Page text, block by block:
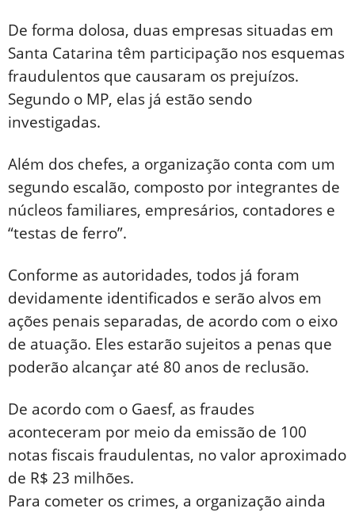
De forma dolosa, duas empresas situadas em
Santa Catarina têm participação nos esquemas
fraudulentos que causaram os prejuízos.
Segundo o MP, elas já estão sendo
investigadas.
Além dos chefes, a organização conta com um
segundo escalão, composto por integrantes de
núcleos familiares, empresários, contadores e
“testas de ferro”.
Conforme as autoridades, todos já foram
devidamente identificados e serão alvos em
ações penais separadas, de acordo com o eixo
de atuação. Eles estarão sujeitos a penas que
poderão alcançar até 80 anos de reclusão.
De acordo com o Gaesf, as fraudes
aconteceram por meio da emissão de 100
notas fiscais fraudulentas, no valor aproximado
de R$ 23 milhões.
Para cometer os crimes, a organização ainda